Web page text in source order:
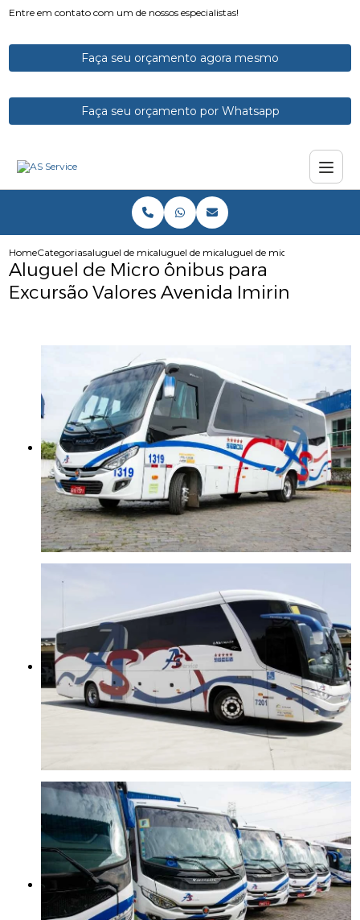
Entre em contato com um de nossos especialistas!
Faça seu orçamento agora mesmo
Faça seu orçamento por Whatsapp
HomeCategoriasaluguel de micro onibusaluguel de micro onibus para excursao
aluguel de micro onibus para
Aluguel de Micro ônibus para
Excursão Valores Avenida Imirin